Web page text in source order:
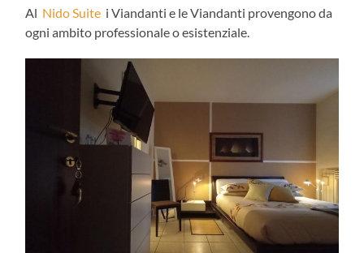
Al Nido Suite i Viandanti e le Viandanti provengono da
ogni ambito professionale o esistenziale.